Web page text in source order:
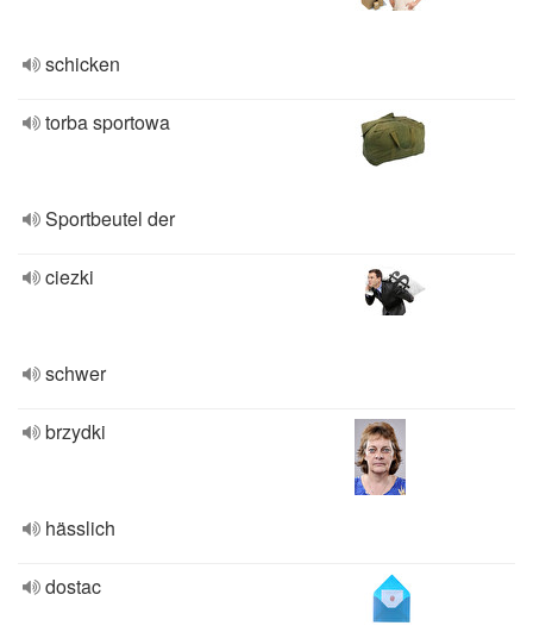
schicken
torba sportowa
Sportbeutel der
ciezki
schwer
brzydki
hässlich
dostac